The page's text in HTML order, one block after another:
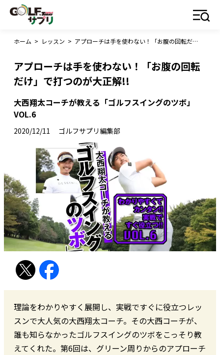
ホーム > レッスン > アプローチは手を使わない！「お腹の回転だけ」で打つのが大正解!!
アプローチは手を使わない！「お腹の回転
だけ」で打つのが大正解!!
大西翔太コーチが教える「ゴルフスイングのツボ」
VOL.6
2020/12/11 ゴルフサプリ編集部
理論をわかりやすく展開し、実戦ですぐに役立つレッ
スンで大人気の大西翔太コーチ。その大西コーチが、
誰も知らなかったゴルフスイングのツボをこっそり教
えてくれた。第6回は、グリーン周りからのアプローチ